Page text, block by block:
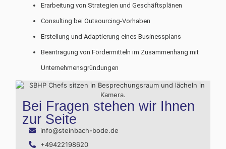
Erarbeitung von Strategien und Geschäftsplänen
Consulting bei Outsourcing-Vorhaben
Erstellung und Adaptierung eines Businessplans
Beantragung von Fördermitteln im Zusammenhang mit
Unternehmensgründungen
Bei Fragen stehen wir Ihnen
zur Seite
info@steinbach-bode.de
+49422198620